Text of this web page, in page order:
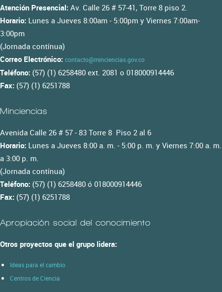
Atención Presencial: Av. Calle 26 # 57-41, Torre 8 piso 2.
Horario: Lunes a Jueves 8:00am - 5:00pm y Viernes 7:00am-
3:00pm
(Jornada contínua)
Correo Electrónico: contacto@minciencias.gov.co
Teléfono: (57) (1) 6258480 ext. 2081 o 018000914446
Fax: (57) (1) 6251788
Minciencias
Avenida Calle 26 # 57 - 83 Torre 8 Piso 2 al 6
Horario: Lunes a Jueves 8:00 a. m. - 5:00 p. m. y Viernes 7:00 a. m.
a 3:00 p. m.
(Jornada contínua)
Teléfono: (57) (1) 6258480 ó 018000914446
Fax: (57) (1) 6251788
Apropiación social del conocimiento
Otros proyectos que el grupo lidera:
Ideas para el cambio
Centros de Ciencia